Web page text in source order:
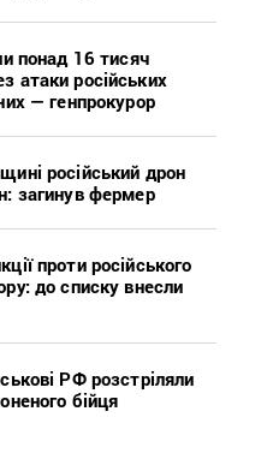
понад 16 тисяч
атаки російських
— генпрокурор
російський дрон
загинув фермер
проти російського
до списку внесли
РФ розстріляли
бійця